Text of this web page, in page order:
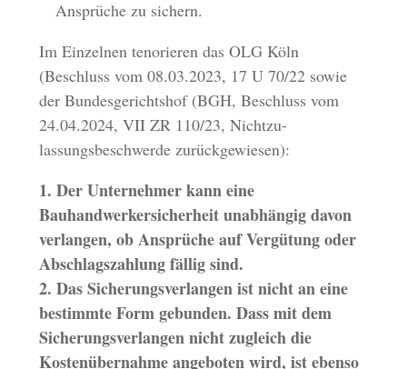
Ansprüche zu sichern.
Im Einzelnen tenorieren das OLG Köln
(Beschluss vom 08.03.2023, 17 U 70/22 sowie
der Bundesgerichtshof (BGH, Beschluss vom
24.04.2024, VII ZR 110/23, Nichtzu-
lassungsbeschwerde zurückgewiesen):
1. Der Unternehmer kann eine
Bauhandwerkersicherheit unabhängig davon
verlangen, ob Ansprüche auf Vergütung oder
Abschlagszahlung fällig sind.
2. Das Sicherungsverlangen ist nicht an eine
bestimmte Form gebunden. Dass mit dem
Sicherungsverlangen nicht zugleich die
Kostenübernahme angeboten wird, ist ebenso